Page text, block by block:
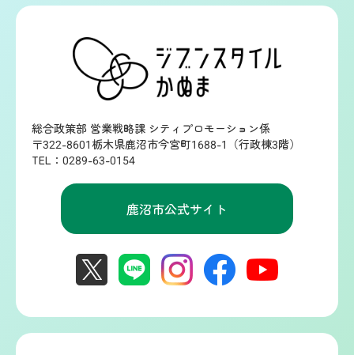
総合政策部 営業戦略課 シティプロモーション係
〒322-8601栃木県鹿沼市今宮町1688-1（行政棟3階）
TEL：0289-63-0154
鹿沼市公式サイト